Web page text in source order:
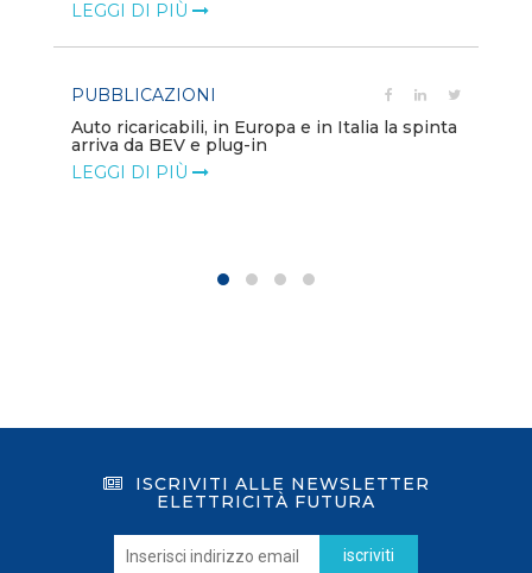
LEGGI DI PIÙ
PUBBLICAZIONI
Auto ricaricabili, in Europa e in Italia la spinta
arriva da BEV e plug-in
LEGGI DI PIÙ
ISCRIVITI ALLE NEWSLETTER
ELETTRICITÀ FUTURA
iscriviti